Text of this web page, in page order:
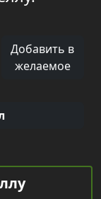
Добавить в
желаемое